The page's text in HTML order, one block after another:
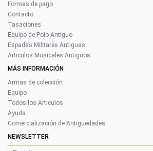
Formas de pago
Contacto
Tasaciones
Equipo de Polo Antiguo
Espadas Militares Antiguas
Articulos Musicales Antiguos
MÁS INFORMACIÓN
Armas de colección
Equipo
Todos los Articulos
Ayuda
Comercialización de Antiguedades
NEWSLETTER